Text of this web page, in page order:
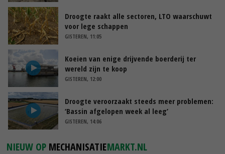
Droogte raakt alle sectoren, LTO waarschuwt
voor lege schappen
GISTEREN, 11:05
Koeien van enige drijvende boerderij ter
wereld zijn te koop
GISTEREN, 12:00
Droogte veroorzaakt steeds meer problemen:
‘Bassin afgelopen week al leeg’
GISTEREN, 14:06
NIEUW OP MECHANISATIEMARKT.NL